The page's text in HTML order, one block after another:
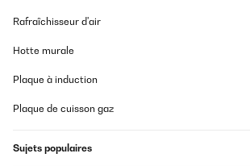
Rafraîchisseur d'air
Hotte murale
Plaque à induction
Plaque de cuisson gaz
Sujets populaires